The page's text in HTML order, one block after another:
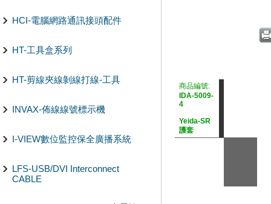
HCI-電腦網路通訊接頭配件
HT-工具盒系列
HT-剪線夾線剝線打線-工具
INVAX-佈線線號標示機
I-VIEW數位監控保全廣播系統
LFS-USB/DVI Interconnect
CABLE
商品編號:
IDA-5009-
4
Yeida-SR
護套